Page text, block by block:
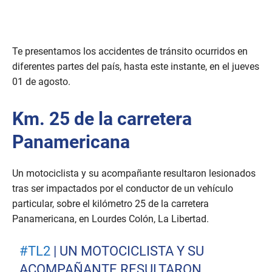
Te presentamos los accidentes de tránsito ocurridos en
diferentes partes del país, hasta este instante, en el jueves
01 de agosto.
Km. 25 de la carretera
Panamericana
Un motociclista y su acompañante resultaron lesionados
tras ser impactados por el conductor de un vehículo
particular, sobre el kilómetro 25 de la carretera
Panamericana, en Lourdes Colón, La Libertad.
#TL2 | UN MOTOCICLISTA Y SU